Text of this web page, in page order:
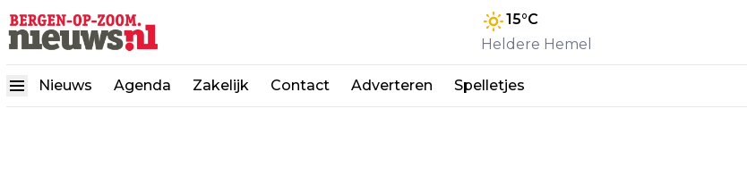
15°C
Heldere Hemel
Nieuws Agenda Zakelijk Contact Adverteren Spelletjes